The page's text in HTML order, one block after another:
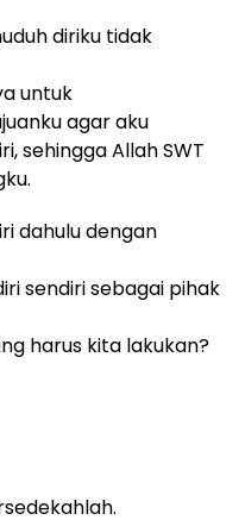
diriku tidak
untuk
agar aku
sehingga Allah SWT
dahulu dengan
sendiri sebagai pihak
harus kita lakukan?